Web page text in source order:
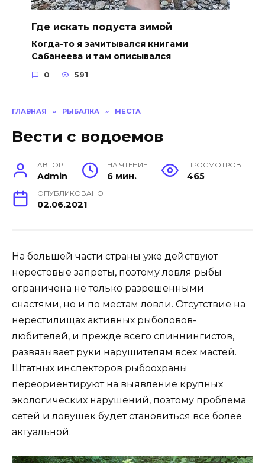
ГЛАВНАЯ » РЫБАЛКА » МЕСТА
Вести с водоемов
АВТОР
Admin
НА ЧТЕНИЕ
6 мин.
ПРОСМОТРОВ
465
ОПУБЛИКОВАНО
02.06.2021
На большей части страны уже действуют
нерестовые запреты, поэтому ловля рыбы
ограничена не только разрешенными
снастями, но и по местам ловли. Отсутствие на
нерестилищах активных рыболовов-
любителей, и прежде всего спиннингистов,
развязывает руки нарушителям всех мастей.
Штатных инспекторов рыбоохраны
переориентируют на выявление крупных
экологических нарушений, поэтому проблема
сетей и ловушек будет становиться все более
актуальной.
Где искать подуста зимой
Когда-то я зачитывался книгами
Сабанеева и там описывался
0 591